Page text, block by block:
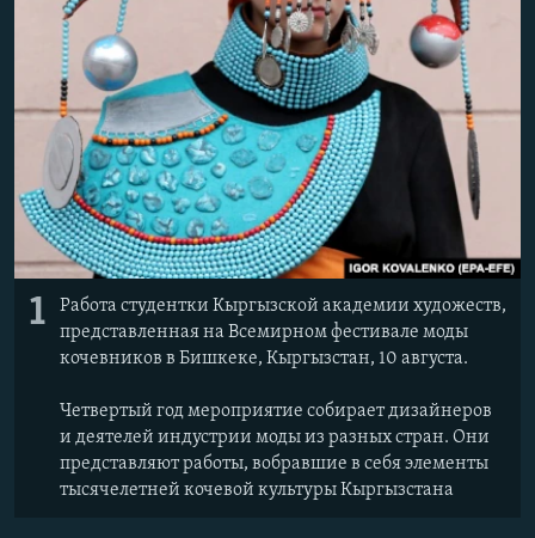
1
Работа студентки Кыргызской академии художеств,
представленная на Всемирном фестивале моды
кочевников в Бишкеке, Кыргызстан, 10 августа.
Четвертый год мероприятие собирает дизайнеров
и деятелей индустрии моды из разных стран. Они
представляют работы, вобравшие в себя элементы
тысячелетней кочевой культуры Кыргызстана